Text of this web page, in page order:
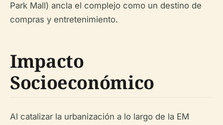
Park Mall) ancla el complejo como un destino de
compras y entretenimiento.
Impacto
Socioeconómico
Al catalizar la urbanización a lo largo de la EM